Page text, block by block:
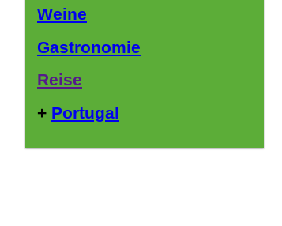
Weine
Gastronomie
Reise
+ Portugal